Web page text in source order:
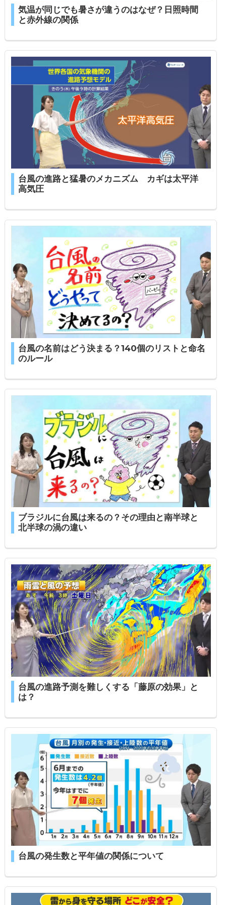
気温が同じでも暑さが違うのはなぜ？日照時間
と赤外線の関係
台風の進路と猛暑のメカニズム カギは太平洋
高気圧
台風の名前はどう決まる？140個のリストと命名
のルール
ブラジルに台風は来るの？その理由と南半球と
北半球の渦の違い
台風の進路予測を難しくする「藤原の効果」と
は？
台風の発生数と平年値の関係について